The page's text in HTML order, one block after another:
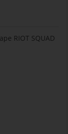
RIOT SQUAD